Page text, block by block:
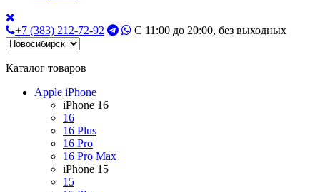
+7 (383) 212-72-92 С 11:00 до 20:00, без выходных
Каталог товаров
Apple iPhone
iPhone 16
16
16 Plus
16 Pro
16 Pro Max
iPhone 15
15